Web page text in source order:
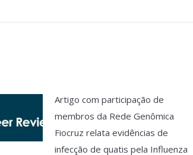
Artigo com participação de
membros da Rede Genômica
Fiocruz relata evidências de
infecção de quatis pela Influenza